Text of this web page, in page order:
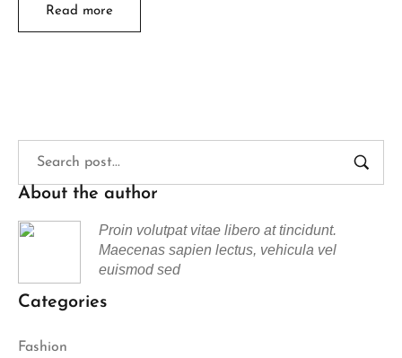
Read more
About the author
Proin volutpat vitae libero at tincidunt.
Maecenas sapien lectus, vehicula vel
euismod sed
Categories
Fashion